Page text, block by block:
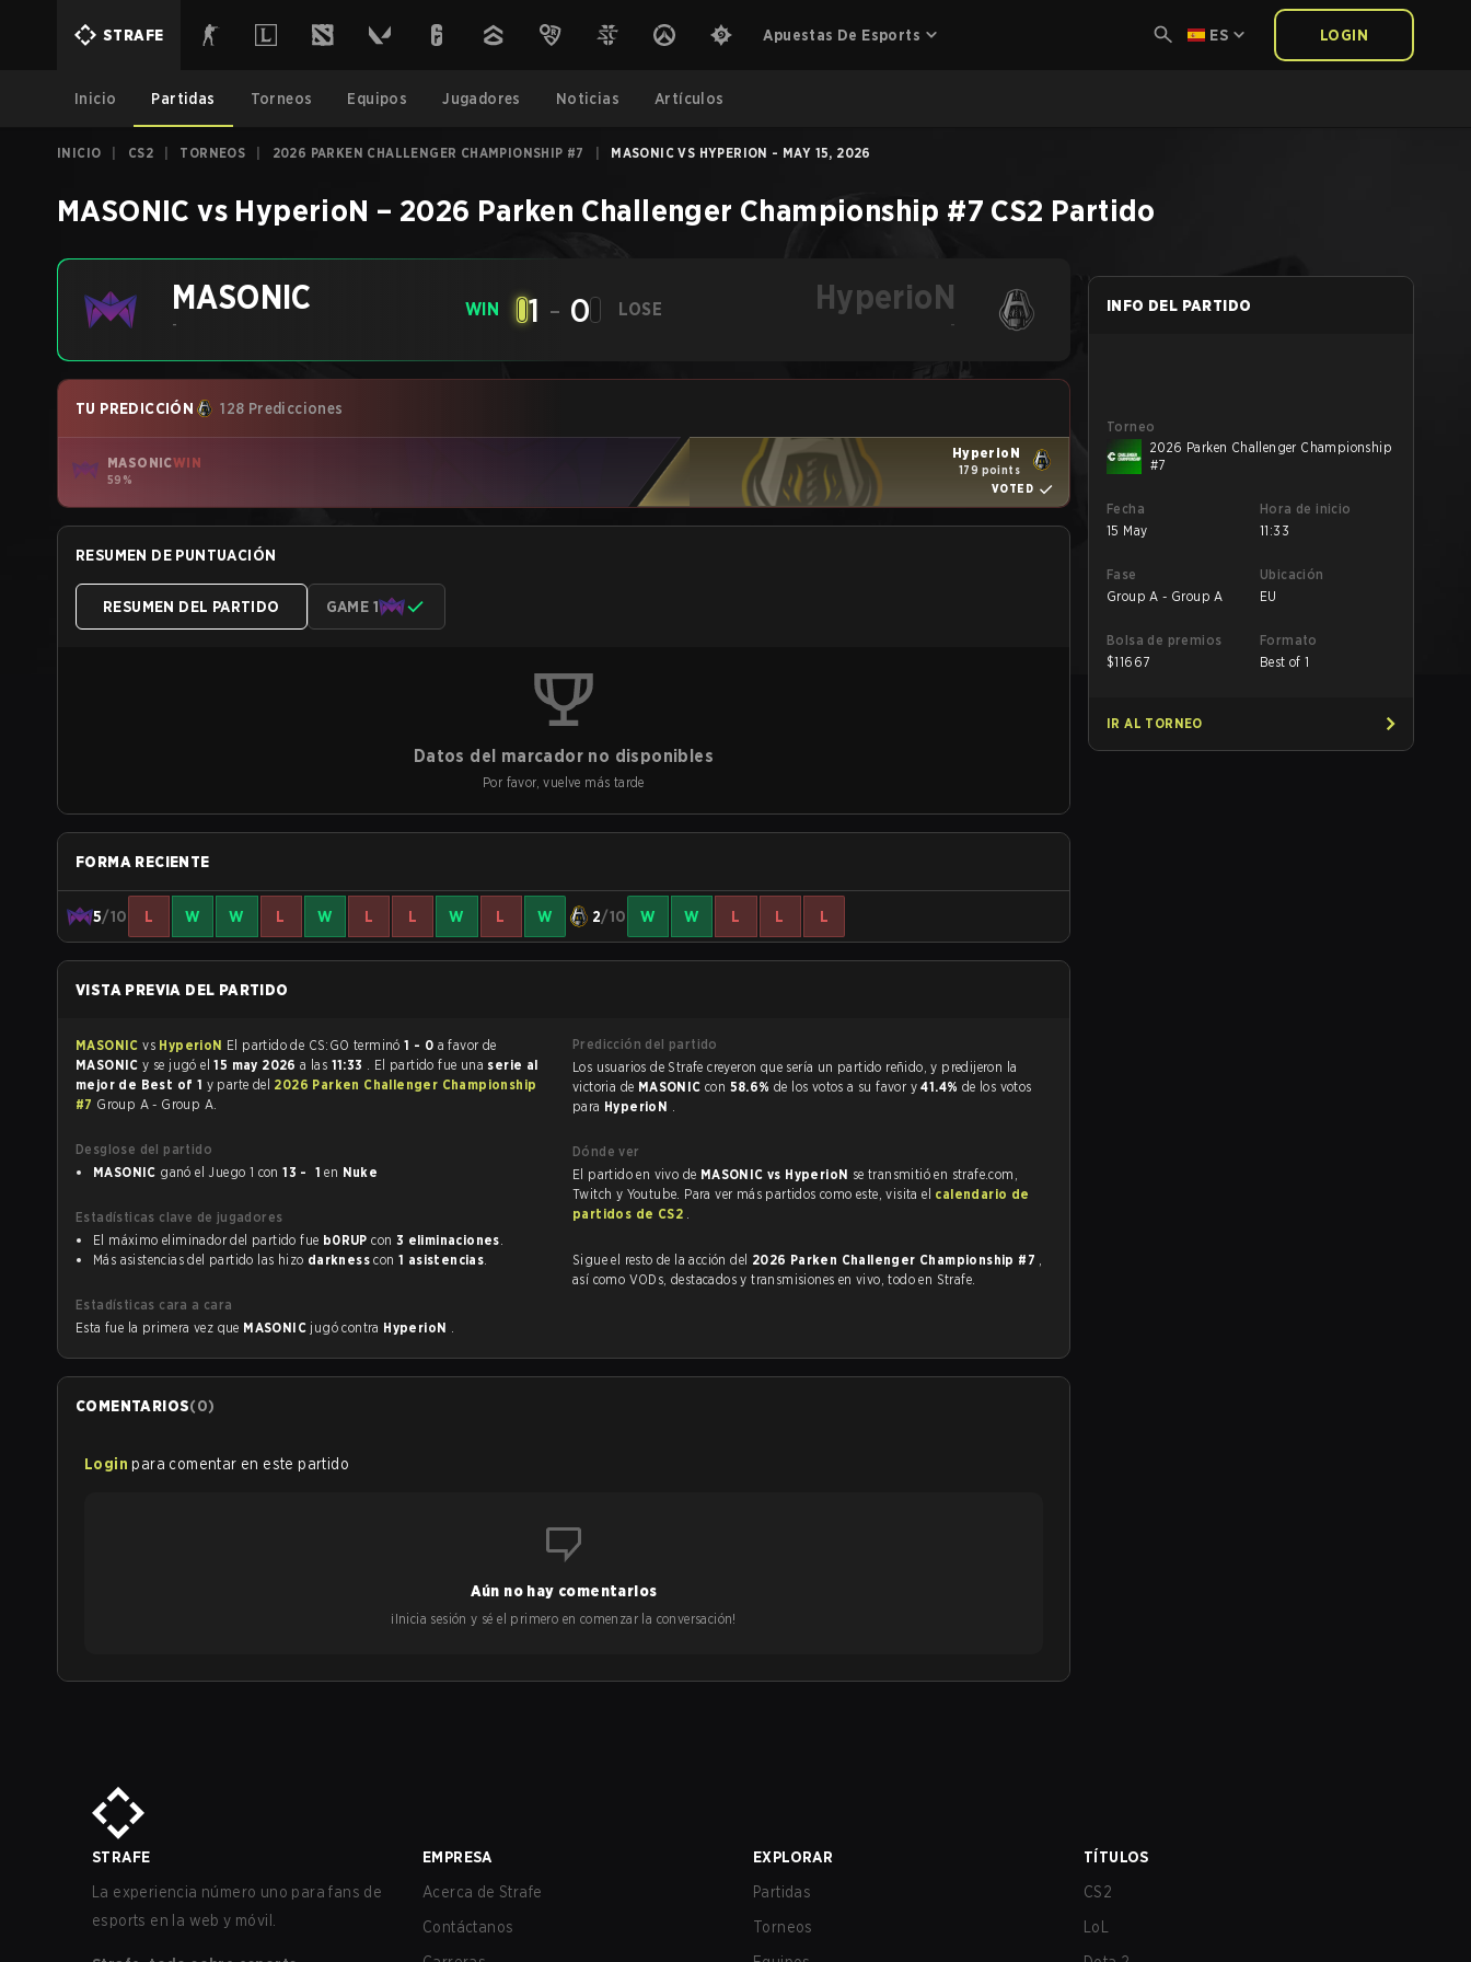
STRAFE Apuestas De Esports ES LOGIN
Inicio Partidas Torneos Equipos Jugadores Noticias Artículos
INICIO CS2 TORNEOS 2026 PARKEN CHALLENGER CHAMPIONSHIP #7 MASONIC VS HYPERION - MAY 15, 2026
MASONIC vs HyperioN – 2026 Parken Challenger Championship #7 CS2 Partido
MASONIC
-
WIN 1 - 0 LOSE HyperioN
-
TU PREDICCIÓN 128 Predicciones
MASONICWIN
59%
HyperioN
179 points
VOTED
RESUMEN DE PUNTUACIÓN
RESUMEN DEL PARTIDO GAME 1
Datos del marcador no disponibles
Por favor, vuelve más tarde
FORMA RECIENTE
5/10 L W W L W L L W L W 2/10 W W L L L
VISTA PREVIA DEL PARTIDO
MASONICvs HyperioN El partido de CS:GO terminó1 - 0 a favor de
MASONICy se jugó el15 may 2026a las 11:33 . El partido fue una serie al
mejor de Best of 1 y parte del 2026 Parken Challenger Championship
#7 Group A - Group A.
Desglose del partido
MASONIC
ganó el Juego 1 con 13 - 1 en Nuke
Estadísticas clave de jugadores
El máximo eliminador del partido fue b0RUP con 3 eliminaciones.
Más asistencias del partido las hizo darknesscon 1 asistencias.
Estadísticas cara a cara
Esta fue la primera vez que MASONIC jugó contra HyperioN .
Predicción del partido
Los usuarios de Strafe creyeron que sería un partido reñido, y predijeron la
victoria de MASONIC con 58.6% de los votos a su favor y41.4% de los votos
para HyperioN .
Dónde ver
El partido en vivo de MASONIC vs HyperioN se transmitió en strafe.com,
Twitch y Youtube. Para ver más partidos como este, visita el calendario de
partidos de CS2 .
Sigue el resto de la acción del 2026 Parken Challenger Championship #7 ,
así como VODs, destacados y transmisiones en vivo, todo en Strafe.
COMENTARIOS(0)
Login para comentar en este partido
Aún no hay comentarios
¡Inicia sesión y sé el primero en comenzar la conversación!
INFO DEL PARTIDO
Torneo
2026 Parken Challenger Championship
#7
Fecha
15 May
Hora de inicio
11:33
Fase
Group A - Group A
Ubicación
EU
Bolsa de premios
$11667
Formato
Best of 1
IR AL TORNEO
STRAFE
La experiencia número uno para fans de
esports en la web y móvil.
EMPRESA
Acerca de Strafe
Contáctanos
EXPLORAR
Partidas
Torneos
TÍTULOS
CS2
LoL